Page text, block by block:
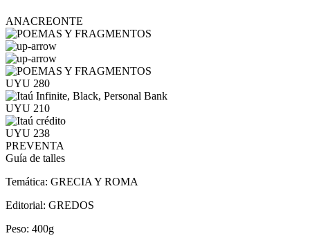
ANACREONTE
UYU 280
UYU 210
UYU 238
PREVENTA
Guía de talles
Temática: GRECIA Y ROMA
Editorial: GREDOS
Peso: 400g